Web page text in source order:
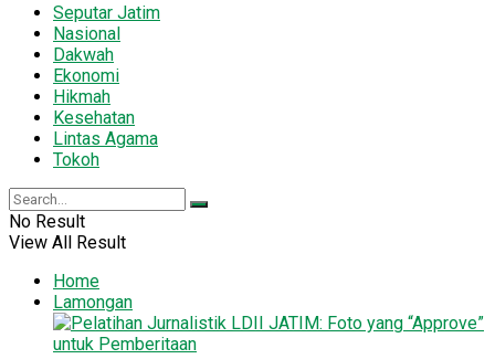
Seputar Jatim
Nasional
Dakwah
Ekonomi
Hikmah
Kesehatan
Lintas Agama
Tokoh
No Result
View All Result
Home
Lamongan